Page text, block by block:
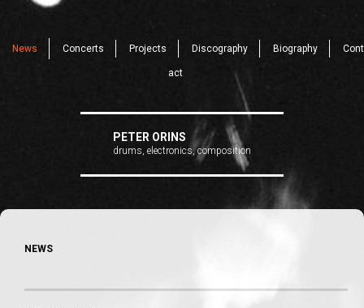
News Concerts Projects Discography Biography Cont
act
PETER ORINS
drums, electronics, composition
NEWS